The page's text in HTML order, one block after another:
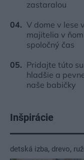
zastaralou
V dome v lese
majitelia v
spoločný čas
Pridajte túto
hladšie a
naše babičky
Inšpirácie
detská izba, drevo,